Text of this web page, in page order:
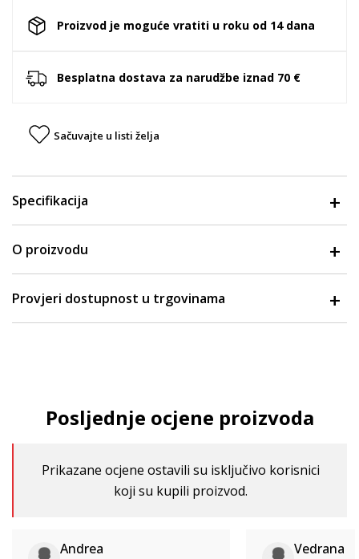
Proizvod je moguće vratiti u roku od 14 dana
Besplatna dostava za narudžbe iznad 70 €
Sačuvajte u listi želja
Specifikacija
O proizvodu
Provjeri dostupnost u trgovinama
Posljednje ocjene proizvoda
Prikazane ocjene ostavili su isključivo korisnici
koji su kupili proizvod.
Andrea Vedrana